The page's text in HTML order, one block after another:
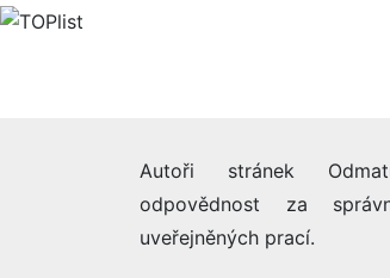
Autoři stránek
odpovědnost za
uveřejněných prací.